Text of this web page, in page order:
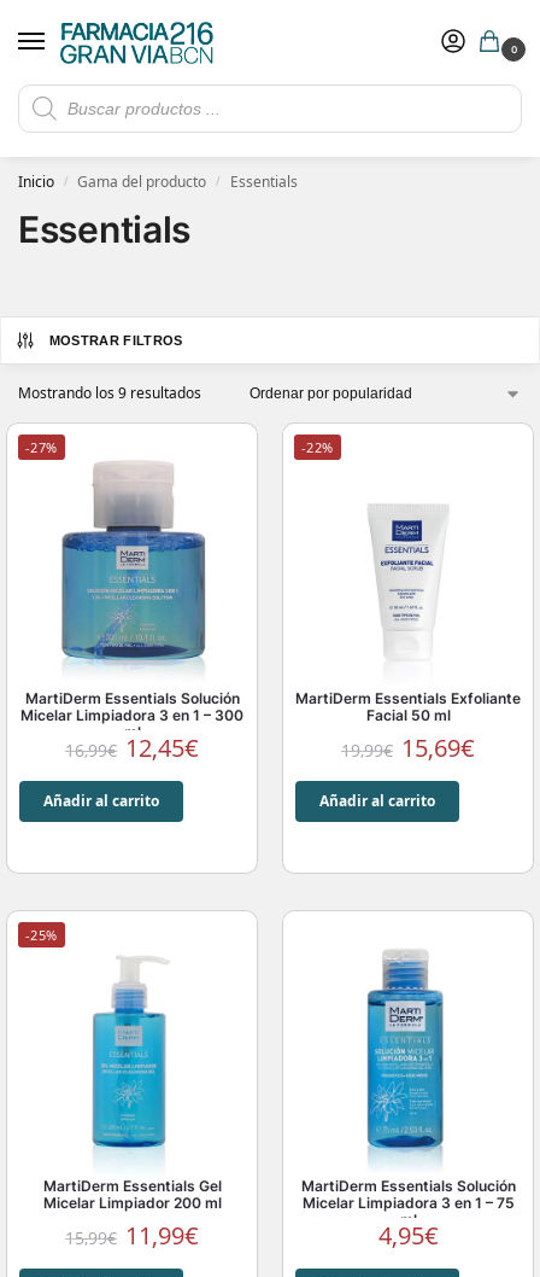
0
Rebajas de verano hasta -30%
​ 5€ de descuento con el cupón 5GRANVIA (compras superiores a 150€)
Inicio / Gama del producto / Essentials
Essentials
MOSTRAR FILTROS
Mostrando los 9 resultados
-27%
MartiDerm Essentials Solución
Micelar Limpiadora 3 en 1 – 300
ml
16,99€ 12,45€
Añadir al carrito
-22%
MartiDerm Essentials Exfoliante
Facial 50 ml
19,99€ 15,69€
Añadir al carrito
-25%
MartiDerm Essentials Gel
Micelar Limpiador 200 ml
15,99€ 11,99€
MartiDerm Essentials Solución
Micelar Limpiadora 3 en 1 – 75
ml
4,95€